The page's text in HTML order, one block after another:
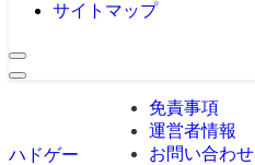
サイトマップ
ハドゲー
免責事項
運営者情報
お問い合わせ